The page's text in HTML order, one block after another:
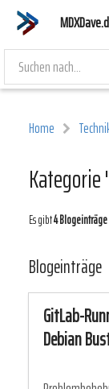
Home
Es gibt4 Blogeinträge
Blogeinträge
GitLab-
Debian